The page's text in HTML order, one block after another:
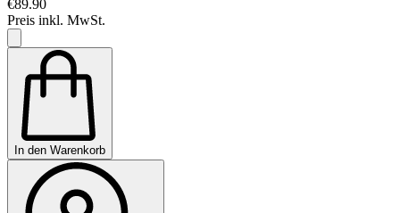
€89.90
Preis inkl. MwSt.
In den Warenkorb